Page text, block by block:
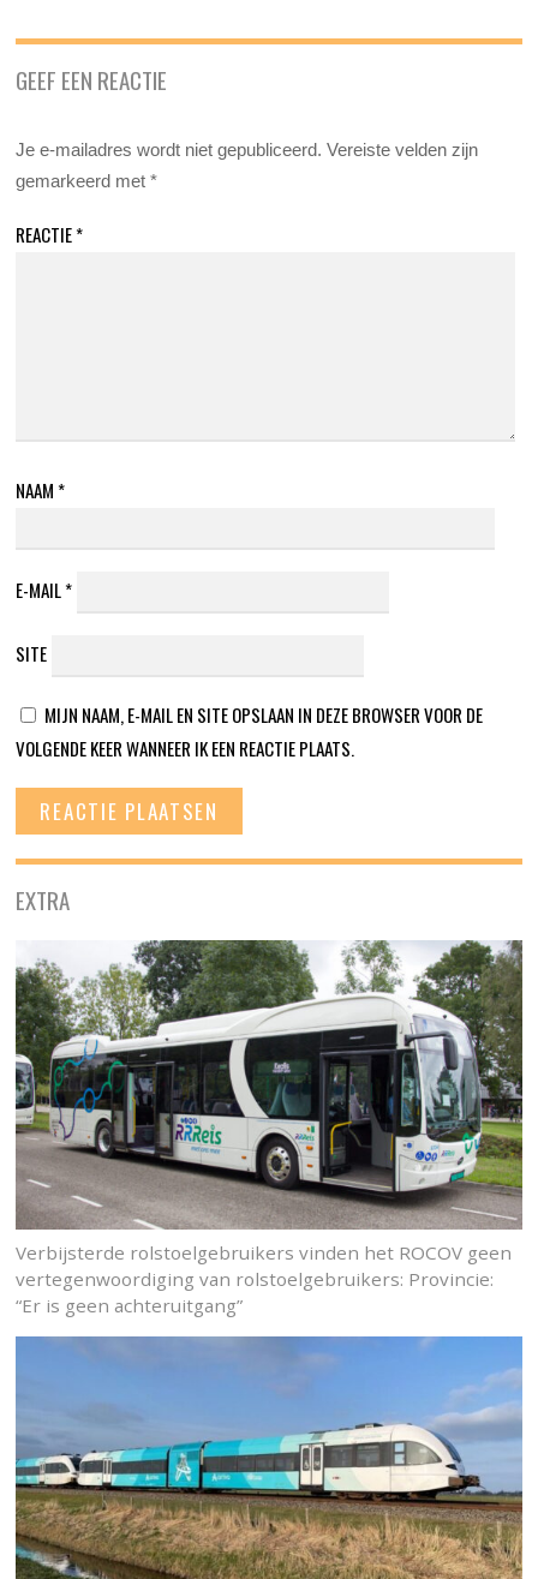
GEEF EEN REACTIE
Je e-mailadres wordt niet gepubliceerd. Vereiste velden zijn
gemarkeerd met*
REACTIE*
NAAM *
E-MAIL*
SITE
MIJN NAAM, E-MAIL EN SITE OPSLAAN IN DEZE BROWSER VOOR DE
VOLGENDE KEER WANNEER IK EEN REACTIE PLAATS.
EXTRA
Verbijsterde rolstoelgebruikers vinden het ROCOV geen
vertegenwoordiging van rolstoelgebruikers: Provincie:
“Er is geen achteruitgang”